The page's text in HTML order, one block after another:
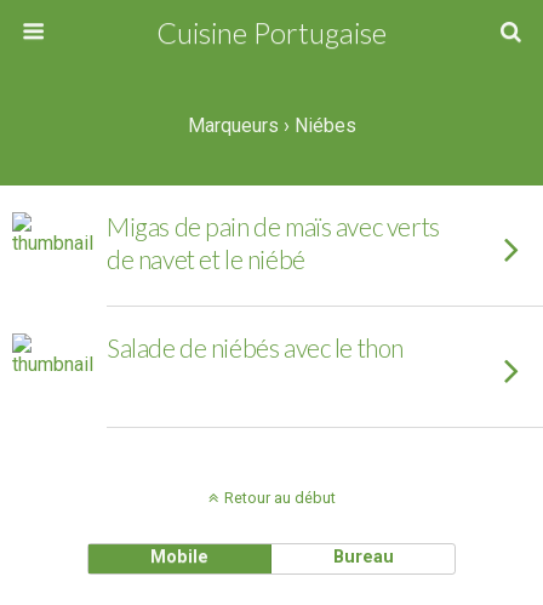
Cuisine Portugaise
Marqueurs › Niébes
Migas de pain de maïs avec verts
de navet et le niébé
Salade de niébés avec le thon
Retour au début
Mobile Bureau